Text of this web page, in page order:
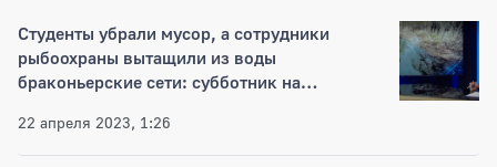
Обзор СМИ
Студенты убрали мусор, а сотрудники
рыбоохраны вытащили из воды
браконьерские сети: субботник на
22 апреля 2023, 1:26